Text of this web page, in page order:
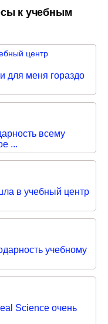
к учебным
центр
для меня гораздо
всему
...
в учебный центр
учебному
Science очень